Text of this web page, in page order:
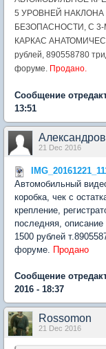
5 УРОВНЕЙ
БЕЗОПАСНОСТИ, С
КАРКАС
рублей, 890558780
форуме. Продано.
Сообщение
13:51
21 Dec 2016
Автомобильный
коробка, чек с
крепление,
последняя, описание
1500 рублей
форуме. Продано
Сообщение
2016 - 18:37
Rossomon
21 Dec 2016